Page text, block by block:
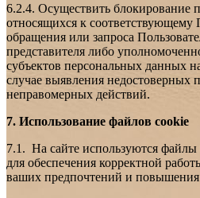
6.2.4. Осуществить блокирование
относящихся к соответствующему
обращения или запроса
представителя либо
субъектов персональных данных
случае выявления недостоверных
неправомерных действий.
7. Использование файлов cookie
7.1. На сайте используются
для обеспечения корректной
ваших предпочтений и повышения